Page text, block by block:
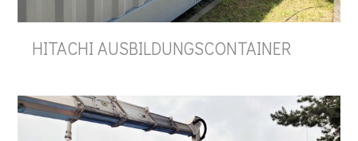
HITACHI AUSBILDUNGSCONTAINER